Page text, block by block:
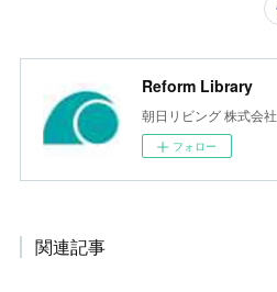
Reform Library
朝日リビング 株式会社
フォロー
関連記事